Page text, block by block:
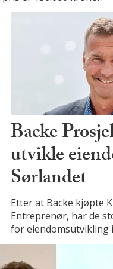
Backe
utvikle
Sørlandet
Etter at Backe kjøpte
Entreprenør, har de
for eiendomsutvikling